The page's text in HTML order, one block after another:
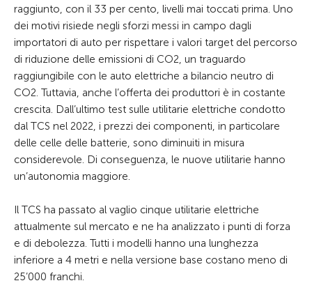
raggiunto, con il 33 per cento, livelli mai toccati prima. Uno
dei motivi risiede negli sforzi messi in campo dagli
importatori di auto per rispettare i valori target del percorso
di riduzione delle emissioni di CO2, un traguardo
raggiungibile con le auto elettriche a bilancio neutro di
CO2. Tuttavia, anche l’offerta dei produttori è in costante
crescita. Dall’ultimo test sulle utilitarie elettriche condotto
dal TCS nel 2022, i prezzi dei componenti, in particolare
delle celle delle batterie, sono diminuiti in misura
considerevole. Di conseguenza, le nuove utilitarie hanno
un’autonomia maggiore.
Il TCS ha passato al vaglio cinque utilitarie elettriche
attualmente sul mercato e ne ha analizzato i punti di forza
e di debolezza. Tutti i modelli hanno una lunghezza
inferiore a 4 metri e nella versione base costano meno di
25’000 franchi.